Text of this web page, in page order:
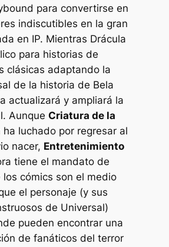
para convertirse en
indiscutibles en la gran
en IP. Mientras Drácula
para historias de
clásicas adaptando la
de la historia de Bela
actualizará y ampliará la
Aunque Criatura de la
ha luchado por regresar al
nacer, Entretenimiento
tiene el mandato de
cómics son el medio
el personaje (y sus
de Universal)
pueden encontrar una
de fanáticos del terror